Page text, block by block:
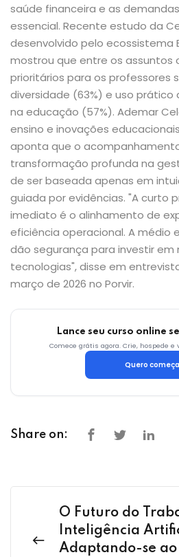
saúde financeira e as
essencial. Recente estudo da
desenvolvido pelo ecossistema
mostrou que entre os assuntos
prioritários para os professores
diversidade (63%) e uso
na educação (57%). Ademar
ensino e inovações
aponta que o
transformação profunda na
de ser baseada apenas em
guiada por evidências. "A curto
imediato é o alinhamento de
eficiência operacional. A médio
dão segurança para investir em
tecnologias", disse em
março de 2026 no Porvir.
Lance seu curso online
Comece grátis agora. Crie, hospede
Quero
Share on:
O Futuro do
Inteligência
Adaptando-se ao